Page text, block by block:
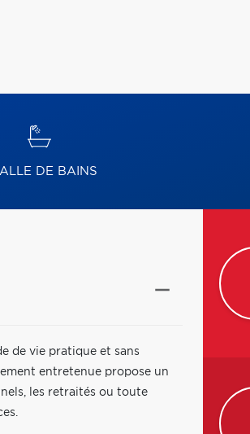
DE BAINS
de vie pratique et sans
entretenue propose un
les retraités ou toute